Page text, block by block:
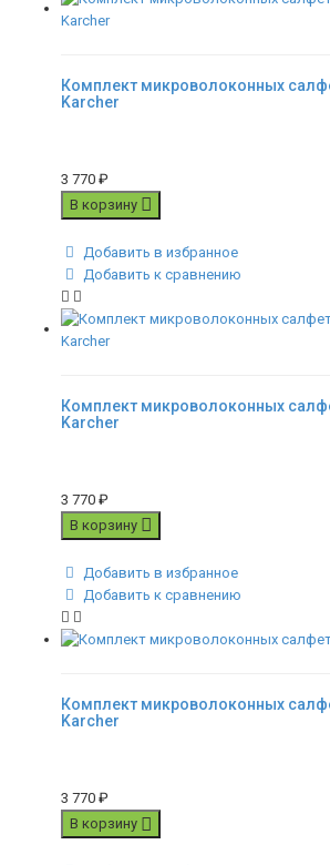
Комплект микроволоконных
Karcher
3 770 ₽
В корзину
Добавить в избранное
Добавить к сравнению
Комплект микроволоконных
Karcher
3 770 ₽
В корзину
Добавить в избранное
Добавить к сравнению
Комплект микроволоконных
Karcher
3 770 ₽
В корзину